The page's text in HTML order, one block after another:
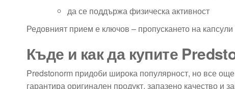
да се поддържа физическа активност
Редовният прием е ключов – пропускането на
Къде и как да купите
Predstonorm придоби широка популярност, но все още
гарантира оригинален продукт, запазено качество